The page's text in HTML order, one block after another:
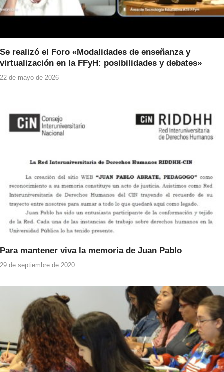
Se realizó el Foro «Modalidades de enseñanza y
virtualización en la FFyH: posibilidades y debates»
22 de mayo de 2026
Para mantener viva la memoria de Juan Pablo
29 de septiembre de 2020